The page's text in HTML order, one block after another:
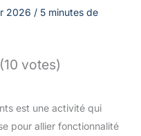
2026 / 5 minutes de
votes)
est une activité qui
pour allier fonctionnalité